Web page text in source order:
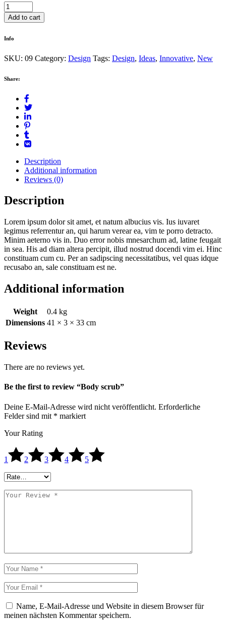
Body
scrub
quantity
Add to cart
Info
SKU: 09 Category: Design Tags: Design, Ideas, Innovative, New
Share:
Description
Additional information
Reviews (0)
Description
Lorem ipsum dolor sit amet, et natum albucius vis. Ius iuvaret
legimus referrentur an, qui harum verear ea, vim te porro detracto.
Minim aeterno vis in. Duo error nobis mnesarchum ad, latine feugait
in sea. His ad diam altera percipit, illud nostrud docendi vim ei. Hinc
constituam cum cu. Per an sadipscing necessitatibus, vel quas idque
recusabo an, sale constituam est ne.
Additional information
Weight
0.4 kg
Dimensions 41 × 3 × 33 cm
Reviews
There are no reviews yet.
Be the first to review “Body scrub”
Deine E-Mail-Adresse wird nicht veröffentlicht. Erforderliche
Felder sind mit * markiert
Your Rating
1 2 3 4 5
Name, E-Mail-Adresse und Website in diesem Browser für
meinen nächsten Kommentar speichern.